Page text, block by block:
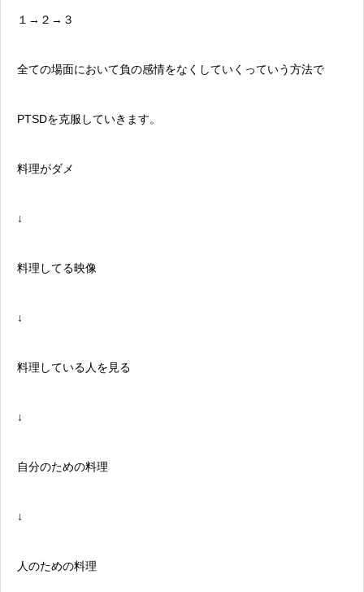
１→２→３
全ての場面において負の感情をなくしていくっていう方法で
PTSDを克服していきます。
料理がダメ
↓
料理してる映像
↓
料理している人を見る
↓
自分のための料理
↓
人のための料理